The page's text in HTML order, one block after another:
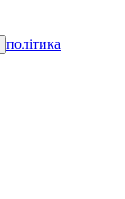
політика